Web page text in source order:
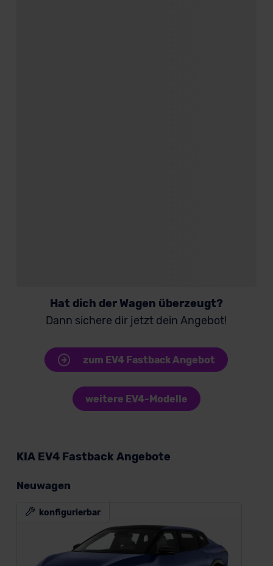
Hat dich der Wagen überzeugt?
Dann sichere dir jetzt dein Angebot!
zum EV4 Fastback Angebot
weitere EV4-Modelle
KIA EV4 Fastback Angebote
Neuwagen
konfigurierbar